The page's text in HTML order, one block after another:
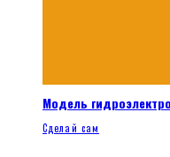
Модель
Сделай сам